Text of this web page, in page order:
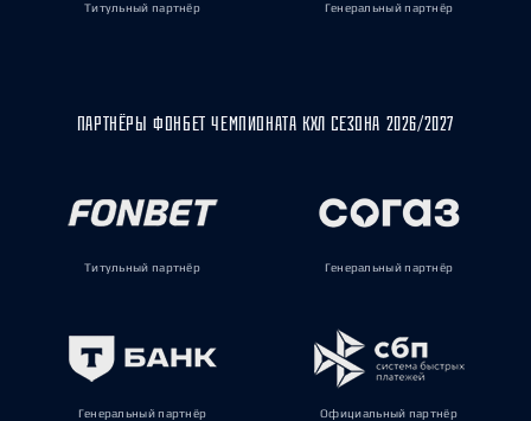
Титульный партнёр Генеральный партнёр
ПАРТНЁРЫ ФОНБЕТ ЧЕМПИОНАТА КХЛ СЕЗОНА 2026/2027
Титульный партнёр Генеральный партнёр
Генеральный партнёр Официальный партнёр